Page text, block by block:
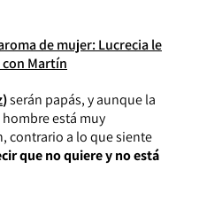
de mujer: Lucrecia le
con Martín
)serán papás, y aunque la
está muy
contrario a lo que siente
que no quiere y no está